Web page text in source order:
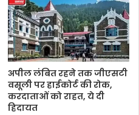
अपील लंबित रहने तक जीएसटी
वसूली पर हाईकोर्ट की रोक,
करदाताओं को राहत, ये दी
हिदायत